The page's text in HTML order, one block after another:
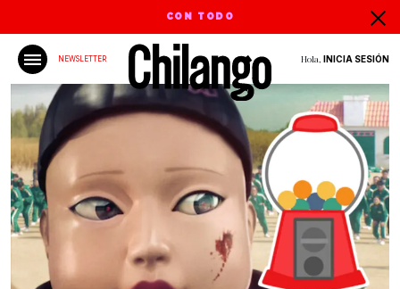
CON TODO
NEWSLETTER Hola, INICIA SESIÓN